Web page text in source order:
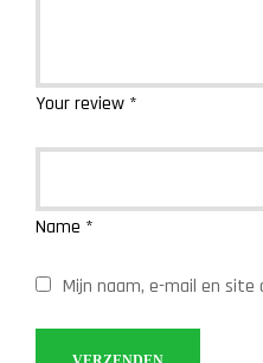
Your review *
Name *
Mijn naam, e-mail en site